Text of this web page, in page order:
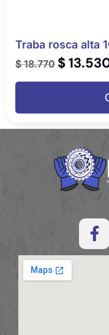
Traba rosca alta
$18.770 $